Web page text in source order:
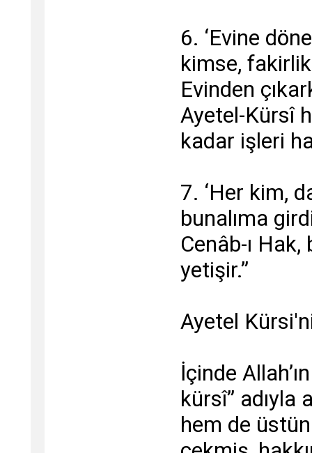
6. ‘Evine
kimse,
Evinden
Ayetel-Kürsî
kadar işleri
7. ‘Her kim,
bunalıma
Cenâb-ı
yetişir.”
Ayetel
İçinde
kürsî” adıyla
hem de